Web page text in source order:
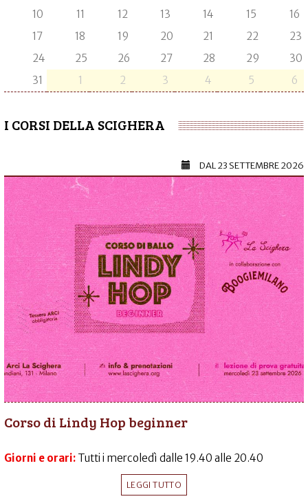
10
11 12 13 14 15
16
17
18 19 20 21 22
23
24
25 26 27 28 29
30
31
1 2 3 4 5 6
I CORSI DELLA SCIGHERA
DAL23 SETTEMBRE 2026
Corso di Lindy Hop beginner
Giorni e orari: Tutti i mercoledì dalle 19.40 alle 20.40
LEGGI TUTTO